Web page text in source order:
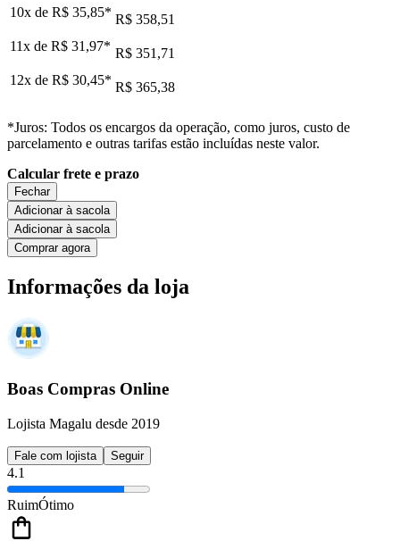
10x de R$ 35,85* R$ 358,51
11x de R$ 31,97* R$ 351,71
12x de R$ 30,45* R$ 365,38
*Juros: Todos os encargos da operação, como juros, custo de
parcelamento e outras tarifas estão incluídas neste valor.
Calcular frete e prazo
Fechar
Adicionar à sacola
Adicionar à sacola
Comprar agora
Informações da loja
Boas Compras Online
Lojista Magalu desde 2019
Fale com lojista Seguir
4.1
RuimÓtimo